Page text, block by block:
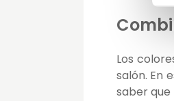
Los
salón. En
saber